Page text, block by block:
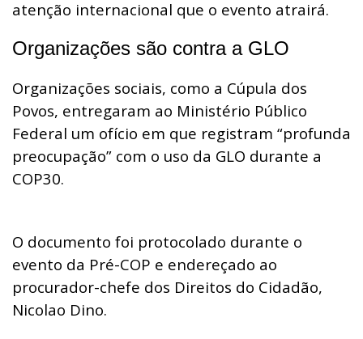
atenção internacional que o evento atrairá.
Organizações são contra a GLO
Organizações sociais, como a Cúpula dos
Povos, entregaram ao Ministério Público
Federal um ofício em que registram “profunda
preocupação” com o uso da GLO durante a
COP30.
O documento foi protocolado durante o
evento da Pré-COP e endereçado ao
procurador-chefe dos Direitos do Cidadão,
Nicolao Dino.